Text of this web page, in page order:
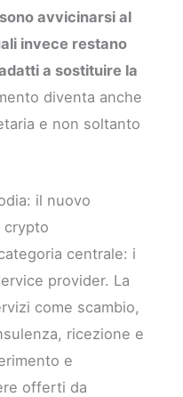
avvicinarsi al
invece restano
a sostituire la
diventa anche
e non soltanto
il nuovo
crypto
centrale: i
provider. La
come scambio,
ricezione e
e
offerti da